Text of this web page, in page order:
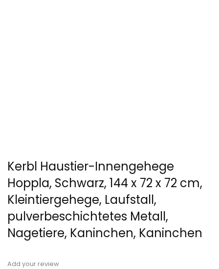
Kerbl Haustier-Innengehege
Hoppla, Schwarz, 144 x 72 x 72 cm,
Kleintiergehege, Laufstall,
pulverbeschichtetes Metall,
Nagetiere, Kaninchen, Kaninchen
Add your review